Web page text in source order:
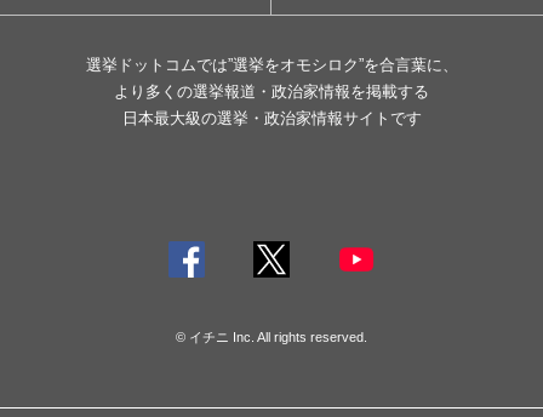
選挙ドットコムでは”選挙をオモシロク”を合言葉に、
より多くの選挙報道・政治家情報を掲載する
日本最大級の選挙・政治家情報サイトです
© イチニ Inc. All rights reserved.